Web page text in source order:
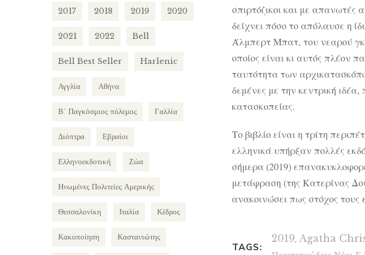
σπιρτόζικοι και με απανωτές
δείχνει πόσο το απόλαυσε η
Άλμπερτ Μπατ, του νεαρού
οποίος είναι κι αυτός πλέον
ταυτότητα των
δεμένες με την κεντρική
κατασκοπείας.
Το βιβλίο είναι η τρίτη
ελληνικά υπήρξαν πολλές
σήμερα (2019)
μετάφραση (της Κατερίνας
ανακοινώσει πως στόχος
TAGS:
2019, Agatha
2017 2018 2019 2020
2021 2022 Bell
Bell Best Seller Harlenic
Αγγλία Αθήνα
Β΄ Παγκόσμιος πόλεμος Γαλλία
Διόπτρα Εβραίοι
Ελληνοεκδοτική Ζώα
Ηνωμένες Πολιτείες Αμερικής
Θεσσαλονίκη Ιταλία Κέδρος
Κακοποίηση Καστανιώτης